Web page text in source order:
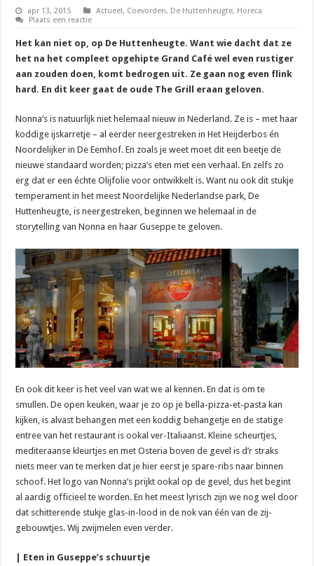
apr 13, 2015 Actueel, Coevorden, De Huttenheugte, Horeca
Plaats een reactie
Het kan niet op, op De Huttenheugte. Want wie dacht dat ze
het na het compleet opgehipte Grand Café wel even rustiger
aan zouden doen, komt bedrogen uit. Ze gaan nog even flink
hard. En dit keer gaat de oude The Grill eraan geloven.
Nonna’s is natuurlijk niet helemaal nieuw in Nederland. Ze is – met haar
koddige ijskarretje – al eerder neergestreken in Het Heijderbos én
Noordelijker in De Eemhof. En zoals je weet moet dit een beetje de
nieuwe standaard worden; pizza’s eten met een verhaal. En zelfs zo
erg dat er een échte Olijfolie voor ontwikkelt is. Want nu ook dit stukje
temperament in het meest Noordelijke Nederlandse park, De
Huttenheugte, is neergestreken, beginnen we helemaal in de
storytelling van Nonna en haar Guseppe te geloven.
En ook dit keer is het veel van wat we al kennen. En dat is om te
smullen. De open keuken, waar je zo op je bella-pizza-et-pasta kan
kijken, is alvast behangen met een koddig behangetje en de statige
entree van het restaurant is ookal ver-Italiaanst. Kleine scheurtjes,
mediteraanse kleurtjes en met Osteria boven de gevel is d’r straks
niets meer van te merken dat je hier eerst je spare-ribs naar binnen
schoof. Het logo van Nonna’s prijkt ookal op de gevel, dus het begint
al aardig officieel te worden. En het meest lyrisch zijn we nog wel door
dat schitterende stukje glas-in-lood in de nok van één van de zij-
gebouwtjes. Wij zwijmelen even verder.
| Eten in Guseppe’s schuurtje